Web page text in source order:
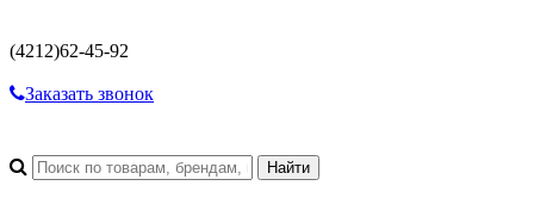
(4212)62-45-92
Заказать звонок